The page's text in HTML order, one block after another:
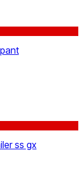
ss gx